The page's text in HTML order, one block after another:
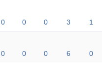
0 0 0 3 1
0 0 0 6 0